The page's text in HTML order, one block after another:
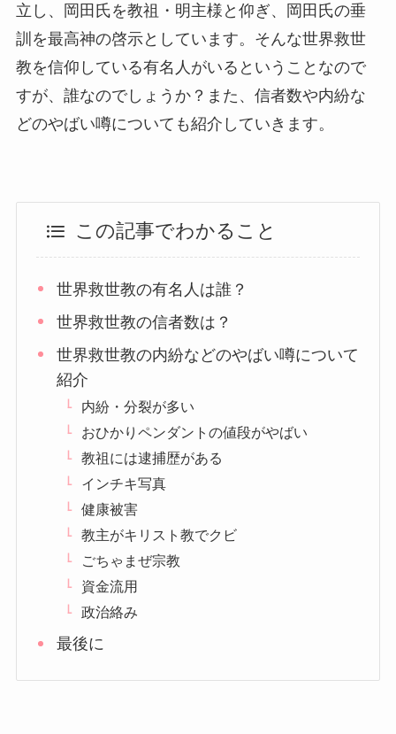
立し、岡田氏を教祖・明主様と仰ぎ、岡田氏の垂
訓を最高神の啓示としています。そんな世界救世
教を信仰している有名人がいるということなので
すが、誰なのでしょうか？また、信者数や内紛な
どのやばい噂についても紹介していきます。
この記事でわかること
世界救世教の有名人は誰？
世界救世教の信者数は？
世界救世教の内紛などのやばい噂について
紹介
内紛・分裂が多い
おひかりペンダントの値段がやばい
教祖には逮捕歴がある
インチキ写真
健康被害
教主がキリスト教でクビ
ごちゃまぜ宗教
資金流用
政治絡み
最後に